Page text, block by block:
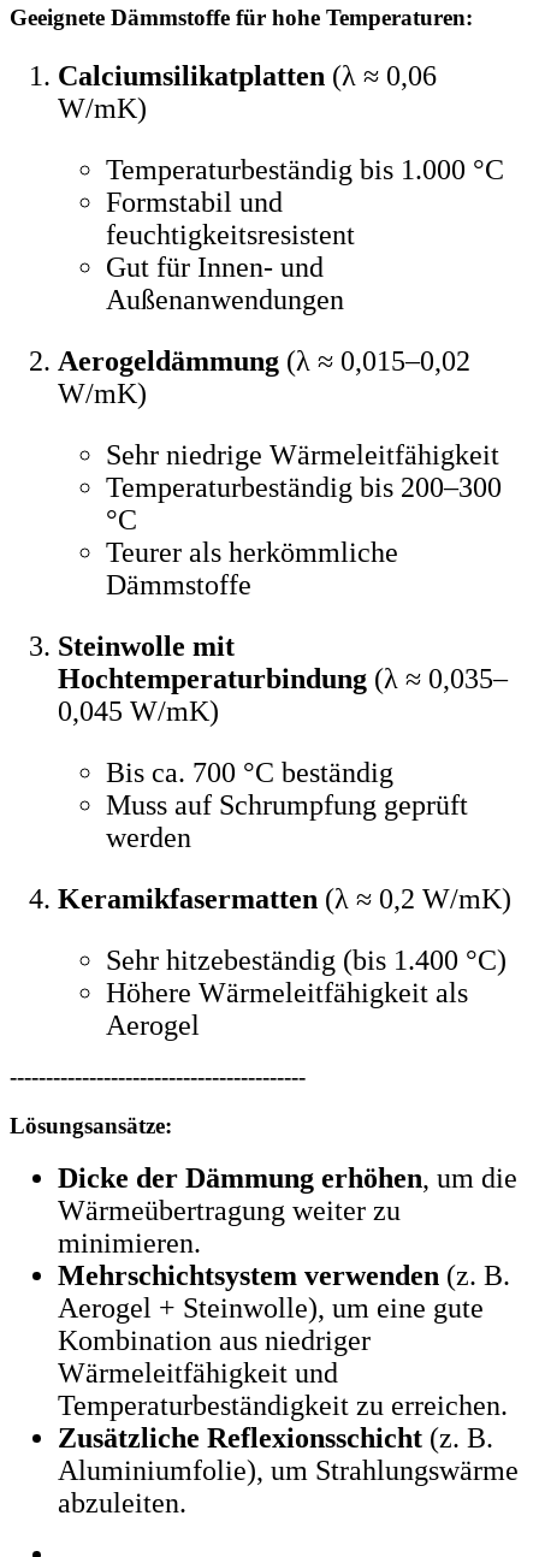
Geeignete Dämmstoffe für hohe Temperaturen:
Calciumsilikatplatten (λ ≈ 0,06
W/mK)
Temperaturbeständig bis 1.000 °C
Formstabil und
feuchtigkeitsresistent
Gut für Innen- und
Außenanwendungen
Aerogeldämmung (λ ≈ 0,015–0,02
W/mK)
Sehr niedrige Wärmeleitfähigkeit
Temperaturbeständig bis 200–300
°C
Teurer als herkömmliche
Dämmstoffe
Steinwolle mit
Hochtemperaturbindung (λ ≈ 0,035–
0,045 W/mK)
Bis ca. 700 °C beständig
Muss auf Schrumpfung geprüft
werden
Keramikfasermatten (λ ≈ 0,2 W/mK)
Sehr hitzebeständig (bis 1.400 °C)
Höhere Wärmeleitfähigkeit als
Aerogel
-----------------------------------------
Lösungsansätze:
Dicke der Dämmung erhöhen, um die
Wärmeübertragung weiter zu
minimieren.
Mehrschichtsystem verwenden (z. B.
Aerogel + Steinwolle), um eine gute
Kombination aus niedriger
Wärmeleitfähigkeit und
Temperaturbeständigkeit zu erreichen.
Zusätzliche Reflexionsschicht (z. B.
Aluminiumfolie), um Strahlungswärme
abzuleiten.